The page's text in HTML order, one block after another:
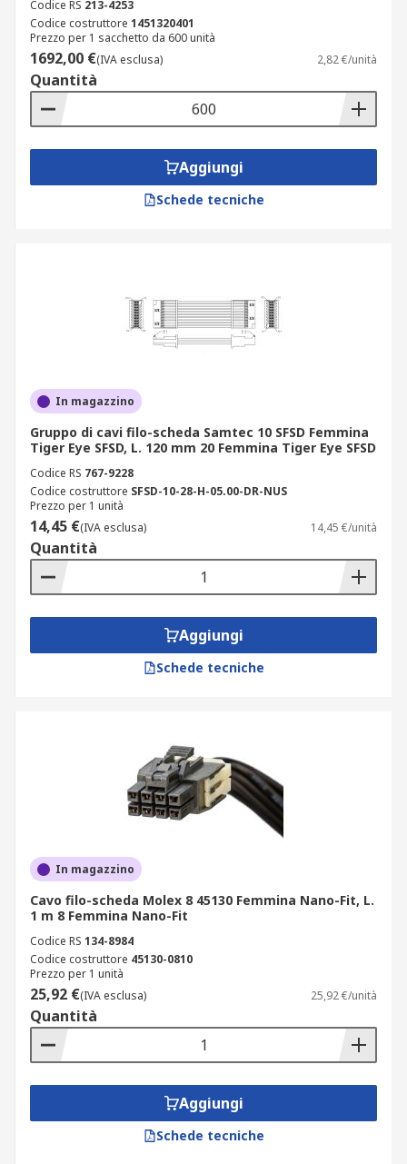
Codice RS 213-4253
Codice costruttore 1451320401
Prezzo per 1 sacchetto da 600 unità
1692,00 €(IVA esclusa) 2,82 €/unità
Quantità
Aggiungi
Schede tecniche
In magazzino
Gruppo di cavi filo-scheda Samtec 10 SFSD Femmina
Tiger Eye SFSD, L. 120 mm 20 Femmina Tiger Eye SFSD
Codice RS 767-9228
Codice costruttore SFSD-10-28-H-05.00-DR-NUS
Prezzo per 1 unità
14,45 €(IVA esclusa) 14,45 €/unità
Quantità
Aggiungi
Schede tecniche
In magazzino
Cavo filo-scheda Molex 8 45130 Femmina Nano-Fit, L.
1 m 8 Femmina Nano-Fit
Codice RS 134-8984
Codice costruttore 45130-0810
Prezzo per 1 unità
25,92 €(IVA esclusa) 25,92 €/unità
Quantità
Aggiungi
Schede tecniche